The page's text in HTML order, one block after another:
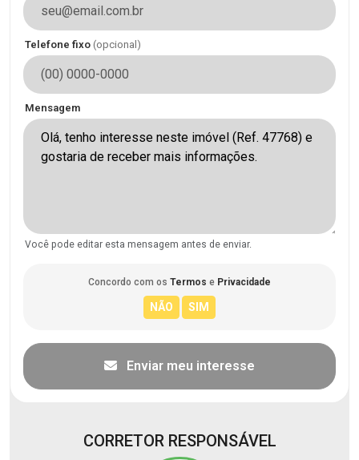
Telefone fixo (opcional)
Mensagem
Você pode editar esta mensagem antes de enviar.
Concordo com os Termos e Privacidade
Enviar meu interesse
CORRETOR RESPONSÁVEL